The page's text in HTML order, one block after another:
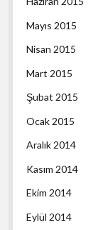
Mayıs 2015
Nisan 2015
Mart 2015
Şubat 2015
Ocak 2015
Aralık 2014
Kasım 2014
Ekim 2014
Eylül 2014